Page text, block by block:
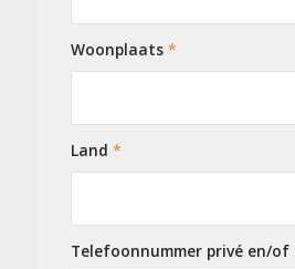
Woonplaats *
Land *
Telefoonnummer privé en/of